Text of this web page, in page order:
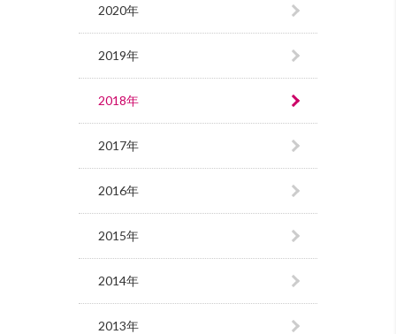
2020年
2019年
2018年
2017年
2016年
2015年
2014年
2013年